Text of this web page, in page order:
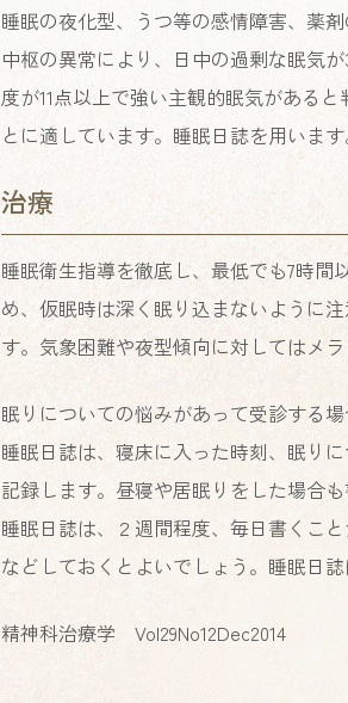
睡眠の夜化型、うつ等の感情障害、薬
中枢の異常により、日中の過剰な眠気
度が11点以上で強い主観的眠気がある
とに適しています。睡眠日誌を用います
治療
睡眠衛生指導を徹底し、最低でも7時
め、仮眠時は深く眠り込まないように
す。気象困難や夜型傾向に対してはメ
眠りについての悩みがあって受診する
睡眠日誌は、寝床に入った時刻、眠り
記録します。昼寝や居眠りをした場合
睡眠日誌は、２週間程度、毎日書くこ
などしておくとよいでしょう。睡眠日
精神科治療学 Vol29No12Dec2014